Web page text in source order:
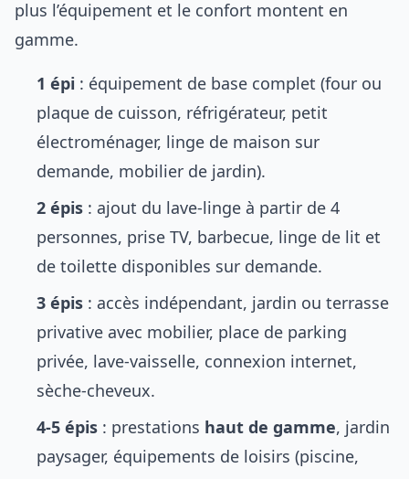
plus l’équipement et le confort montent en
gamme.
1 épi : équipement de base complet (four ou
plaque de cuisson, réfrigérateur, petit
électroménager, linge de maison sur
demande, mobilier de jardin).
2 épis : ajout du lave-linge à partir de 4
personnes, prise TV, barbecue, linge de lit et
de toilette disponibles sur demande.
3 épis : accès indépendant, jardin ou terrasse
privative avec mobilier, place de parking
privée, lave-vaisselle, connexion internet,
sèche-cheveux.
4-5 épis : prestations haut de gamme, jardin
paysager, équipements de loisirs (piscine,